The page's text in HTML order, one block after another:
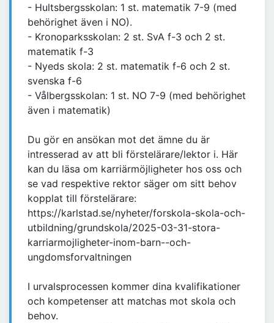
- Hultsbergsskolan: 1 st. matematik 7-9 (med
behörighet även i NO).
- Kronoparksskolan: 2 st. SvA f-3 och 2 st.
matematik f-3
- Nyeds skola: 2 st. matematik f-6 och 2 st.
svenska f-6
- Vålbergsskolan: 1 st. NO 7-9 (med behörighet
även i matematik)
Du gör en ansökan mot det ämne du är
intresserad av att bli förstelärare/lektor i. Här
kan du läsa om karriärmöjligheter hos oss och
se vad respektive rektor säger om sitt behov
kopplat till förstelärare:
https://karlstad.se/nyheter/forskola-skola-och-
utbildning/grundskola/2025-03-31-stora-
karriarmojligheter-inom-barn--och-
ungdomsforvaltningen
I urvalsprocessen kommer dina kvalifikationer
och kompetenser att matchas mot skola och
behov.